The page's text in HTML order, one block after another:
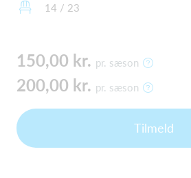
14 / 23
150,00 kr. pr. sæson
200,00 kr. pr. sæson
Tilmeld